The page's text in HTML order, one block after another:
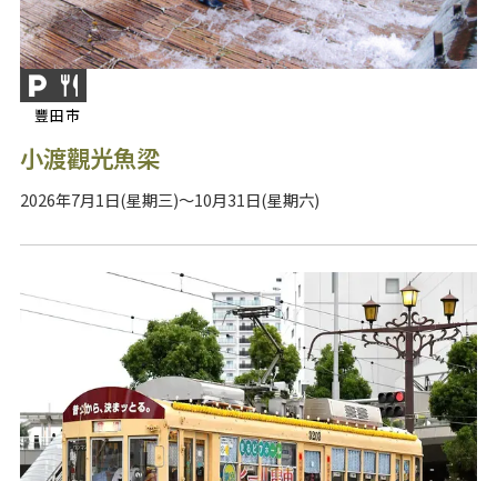
豐田市
小渡觀光魚梁
2026年7月1日(星期三)～10月31日(星期六)